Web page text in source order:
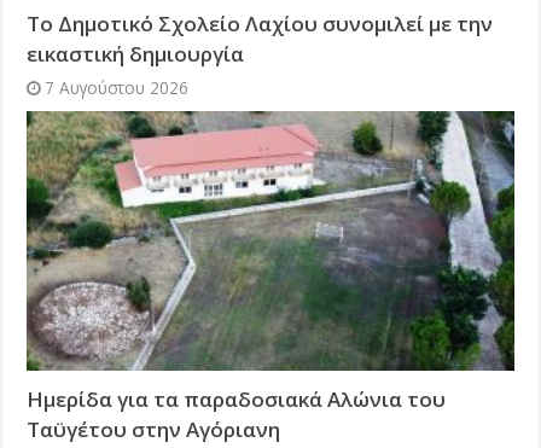
Το Δημοτικό Σχολείο Λαχίου συνομιλεί με την
εικαστική δημιουργία
7 Αυγούστου 2026
Ημερίδα για τα παραδοσιακά Αλώνια του
Ταϋγέτου στην Αγόριανη